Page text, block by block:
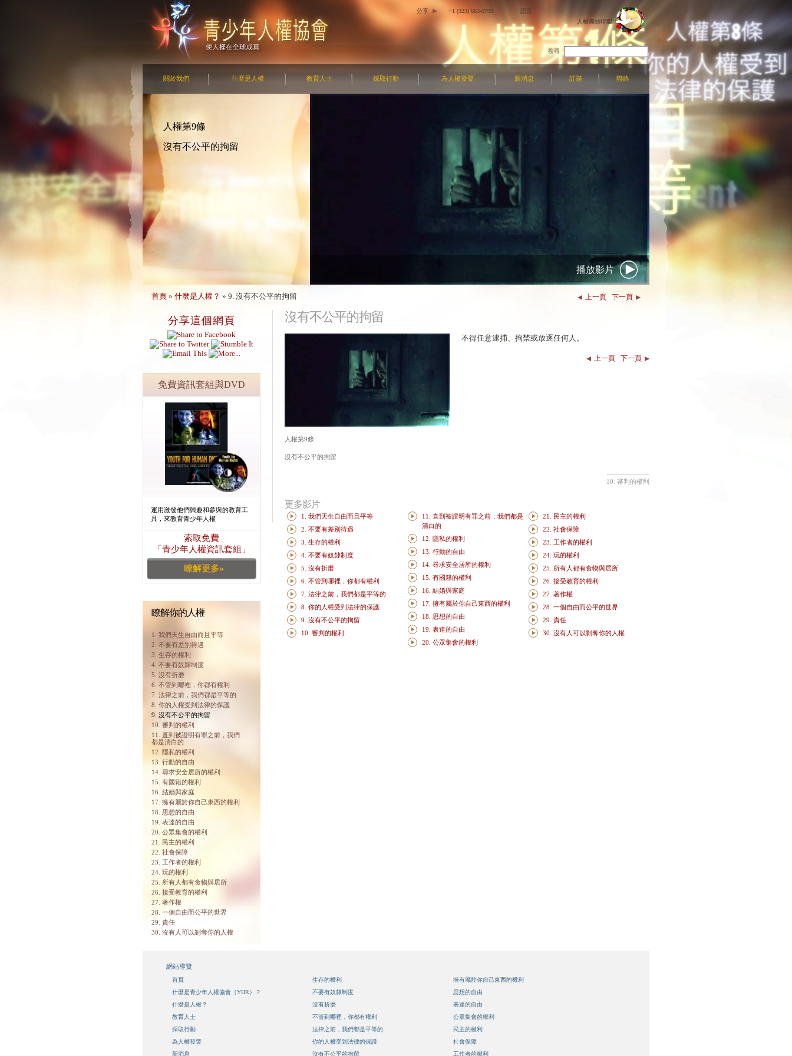
分享 +1 (323) 663-5799
語言
人權團結聯盟
搜尋
關於我們 什麼是人權 教育人士 採取行動 為人權發聲 新消息 訂購 聯絡
人權第9條
沒有不公平的拘留
播放影片
首頁 » 什麼是人權？ » 9. 沒有不公平的拘留 上一頁 下一頁
分享這個網頁
免費資訊套組與DVD
運用激發他們興趣和參與的教育工
具，來教育青少年人權
索取免費
「青少年人權資訊套組」
瞭解更多»
瞭解你的人權
1. 我們天生自由而且平等
2. 不要有差別待遇
3. 生存的權利
4. 不要有奴隸制度
5. 沒有折磨
6. 不管到哪裡，你都有權利
7. 法律之前，我們都是平等的
8. 你的人權受到法律的保護
9. 沒有不公平的拘留
10. 審判的權利
11. 直到被證明有罪之前，我們
都是清白的
12. 隱私的權利
13. 行動的自由
14. 尋求安全居所的權利
15. 有國籍的權利
16. 結婚與家庭
17. 擁有屬於你自己東西的權利
18. 思想的自由
19. 表達的自由
20. 公眾集會的權利
21. 民主的權利
22. 社會保障
23. 工作者的權利
24. 玩的權利
25. 所有人都有食物與居所
26. 接受教育的權利
27. 著作權
28. 一個自由而公平的世界
29. 責任
30. 沒有人可以剝奪你的人權
沒有不公平的拘留
人權第9條
沒有不公平的拘留
不得任意逮捕、拘禁或放逐任何人。
上一頁 下一頁
10. 審判的權利
更多影片
1. 我們天生自由而且平等
2. 不要有差別待遇
3. 生存的權利
4. 不要有奴隸制度
5. 沒有折磨
6. 不管到哪裡，你都有權利
7. 法律之前，我們都是平等的
8. 你的人權受到法律的保護
9. 沒有不公平的拘留
10. 審判的權利
11. 直到被證明有罪之前，我們都是
清白的
12. 隱私的權利
13. 行動的自由
14. 尋求安全居所的權利
15. 有國籍的權利
16. 結婚與家庭
17. 擁有屬於你自己東西的權利
18. 思想的自由
19. 表達的自由
20. 公眾集會的權利
21. 民主的權利
22. 社會保障
23. 工作者的權利
24. 玩的權利
25. 所有人都有食物與居所
26. 接受教育的權利
27. 著作權
28. 一個自由而公平的世界
29. 責任
30. 沒有人可以剝奪你的人權
網站導覽
首頁
什麼是青少年人權協會（YHR）？
什麼是人權？
教育人士
採取行動
為人權發聲
新消息
生存的權利
不要有奴隸制度
沒有折磨
不管到哪裡，你都有權利
法律之前，我們都是平等的
你的人權受到法律的保護
沒有不公平的拘留
擁有屬於你自己東西的權利
思想的自由
表達的自由
公眾集會的權利
民主的權利
社會保障
工作者的權利